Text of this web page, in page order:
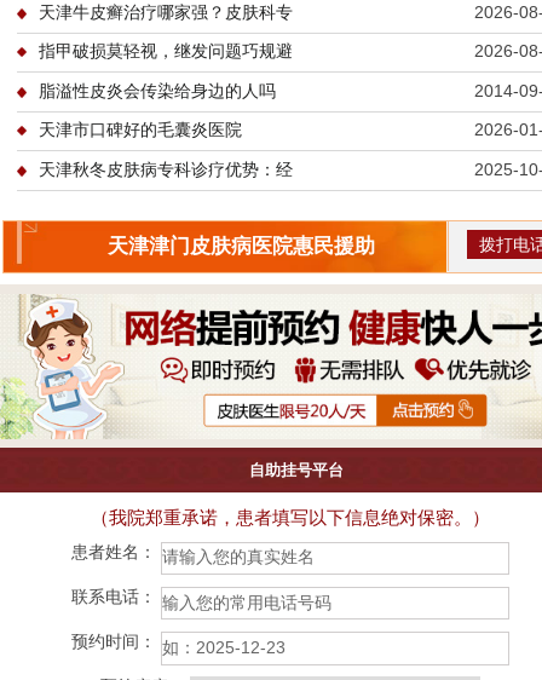
天津牛皮癣治疗哪家强？皮肤科专 2026-
指甲破损莫轻视，继发问题巧规避 2026-
脂溢性皮炎会传染给身边的人吗 2014-
天津市口碑好的毛囊炎医院 2026-
天津秋冬皮肤病专科诊疗优势：经 2025-
天津津门皮肤病医院惠民援助 拨打电
自助挂号平台
（我院郑重承诺，患者填写以下信息绝对保密。）
患者姓名：
联系电话：
预约时间：